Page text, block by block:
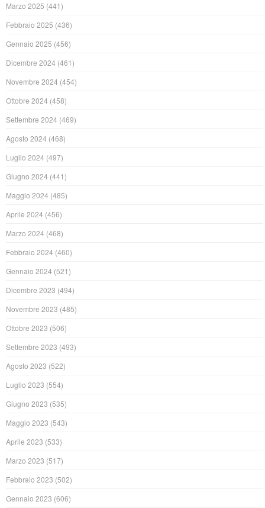
Marzo 2025 (441)
Febbraio 2025 (436)
Gennaio 2025 (456)
Dicembre 2024 (461)
Novembre 2024 (454)
Ottobre 2024 (458)
Settembre 2024 (469)
Agosto 2024 (468)
Luglio 2024 (497)
Giugno 2024 (441)
Maggio 2024 (485)
Aprile 2024 (456)
Marzo 2024 (468)
Febbraio 2024 (460)
Gennaio 2024 (521)
Dicembre 2023 (494)
Novembre 2023 (485)
Ottobre 2023 (506)
Settembre 2023 (493)
Agosto 2023 (522)
Luglio 2023 (554)
Giugno 2023 (535)
Maggio 2023 (543)
Aprile 2023 (533)
Marzo 2023 (517)
Febbraio 2023 (502)
Gennaio 2023 (606)